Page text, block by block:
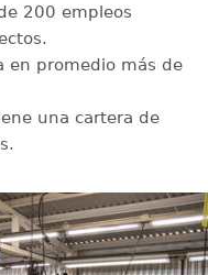
200 empleos
en promedio más de
una cartera de